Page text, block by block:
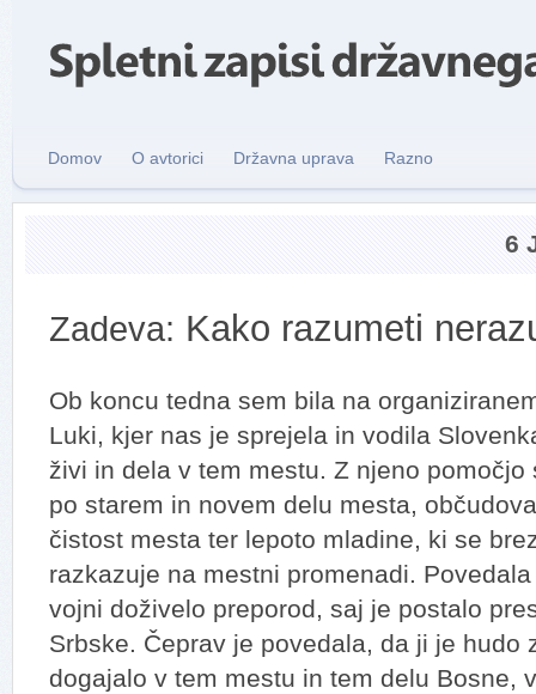
Domov O avtorici Državna uprava Razno
6
Zadeva: Kako razumeti
Ob koncu tedna sem bila na
Luki, kjer nas je sprejela in vodila
živi in dela v tem mestu. Z njeno pomočjo
po starem in novem delu mesta,
čistost mesta ter lepoto mladine, ki se
razkazuje na mestni promenadi.
vojni doživelo preporod, saj je postalo
Srbske. Čeprav je povedala, da ji je hudo
dogajalo v tem mestu in tem delu Bosne,